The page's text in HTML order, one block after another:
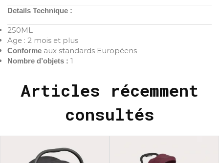
Details Technique :
250ML
Age : 2 mois et plus
Conforme aux standards Européens
Nombre d’objets : 1
Articles récemment
consultés